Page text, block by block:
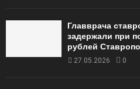
Главврача
задержали при
рублей
27.05.2026 0